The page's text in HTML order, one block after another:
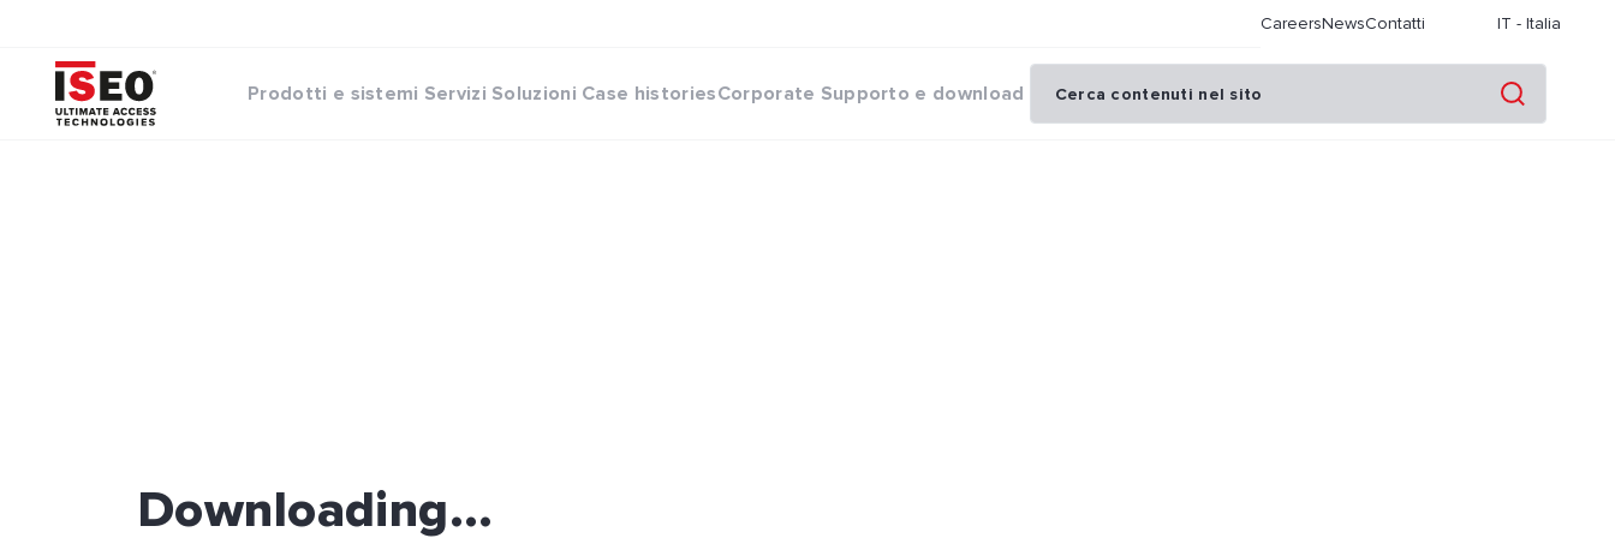
CareersNewsContatti IT - Italia
Prodotti e sistemi Servizi Soluzioni Case historiesCorporate Supporto e download
Downloading...